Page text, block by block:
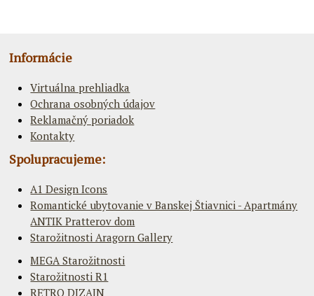
Informácie
Virtuálna prehliadka
Ochrana osobných údajov
Reklamačný poriadok
Kontakty
Spolupracujeme:
A1 Design Icons
Romantické ubytovanie v Banskej Štiavnici - Apartmány
ANTIK Pratterov dom
Starožitnosti Aragorn Gallery
MEGA Starožitnosti
Starožitnosti R1
RETRO DIZAJN